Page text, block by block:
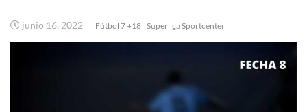
junio 16, 2022 Fútbol 7 +18 Superliga Sportcenter